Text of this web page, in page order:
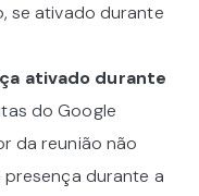
se ativado durante
ativado durante
do Google
da reunião não
durante a